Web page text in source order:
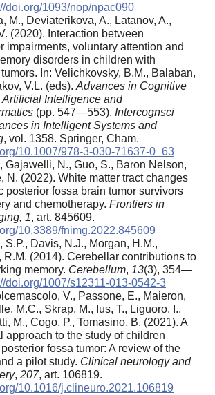
doi.org/1093/nop/npac090
M., Deviaterikova, A., Latanov, A.,
(2020). Interaction between
impairments, voluntary attention and
disorders in children with
In: Velichkovsky, B.M., Balaban,
V.L. (eds). Advances in Cognitive
Artificial Intelligence and
(pp. 547—553). Intercognsci
in Intelligent Systems and
, vol. 1358. Springer, Cham.
10.1007/978-3-030-71637-0_63
Gajawelli, N., Guo, S., Baron Nelson,
N. (2022). White matter tract changes
posterior fossa brain tumor survivors
and chemotherapy. Frontiers in
1, art. 845609.
10.3389/fnimg.2022.845609
S.P., Davis, N.J., Morgan, H.M.,
R.M. (2014). Cerebellar contributions to
memory. Cerebellum, 13(3), 354—
doi.org/1007/s12311-013-0542-3
V., Passone, E., Maieron,
M.C., Skrap, M., Ius, T., Liguoro, I.,
M., Cogo, P., Tomasino, B. (2021). A
approach to the study of children
fossa tumor: A review of the
a pilot study. Clinical neurology and
, 207, art. 106819.
10.1016/j.clineuro.2021.106819